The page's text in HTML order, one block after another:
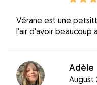
Vérane est une
l'air d'avoir beaucoup
Adèle
August